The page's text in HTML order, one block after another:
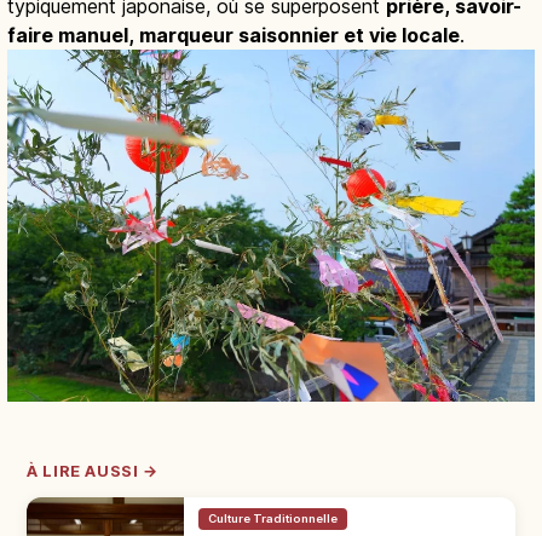
typiquement japonaise, où se superposent prière, savoir-
faire manuel, marqueur saisonnier et vie locale.
À LIRE AUSSI →
Culture Traditionnelle